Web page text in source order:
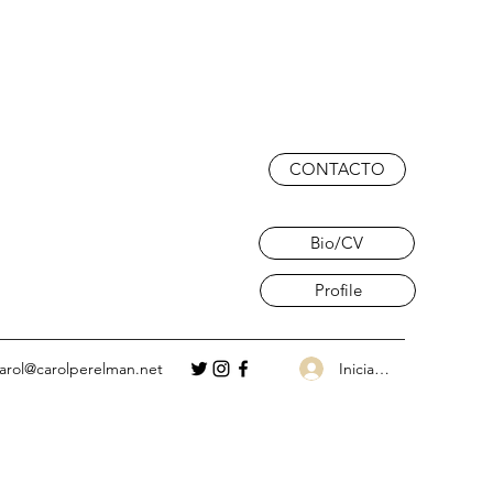
CONTACTO
Bio/CV
Profile
Iniciar sesión